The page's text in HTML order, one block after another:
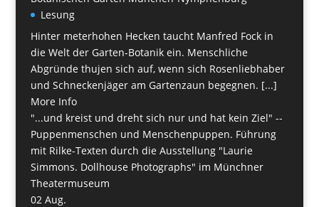
Lesung
Hinter meterhohen Hecken taucht Manfred Fock in
die Welt der Garten-Botanik ein. Menschliche
Abgründe thujen sich auf, wenn sich Rosenliebhaber
und Schneckenjäger am Gartenzaun begegnen. [...]
More Info
"...und kreist und dreht sich nur und hat kein Ziel" --
Puppenmenschen und Menschenpuppen. Führung
mit Rilke-Texten durch die Ausstellung "Laurie
Simmons. Dollhouse Photographs" im Münchner
Theatermuseum
02 Aug.